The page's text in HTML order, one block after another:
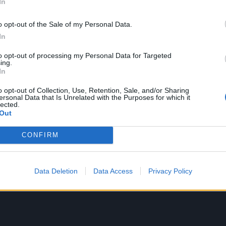
opt-out of the Sale of my Personal Data.
opt-out of processing my Personal Data for Targeted
opt-out of Collection, Use, Retention, Sale, and/or Sharing
Data that Is Unrelated with the Purposes for which it
CONFIRM
Data Deletion Data Access Privacy Policy
στην πορεία της τριήρους “ΟΛΥΜΠΙΑΣ”
εορταστικές εκδηλώσεις που πραγματοποιήθηκαν
του 1993, στο πλαίσιο των εκδηλώσεων για τα 2.500
της Δημοκρατίας στην Ελλάδα, καθώς και η
στοχεύοντας στη διατήρηση της ναυτικής μας
τους ισχυρούς δεσμούς του Έλληνα με το
άσκησης εξωστρεφούς πολιτικής, προσβλέπει
πλόων με πληρώματα Ελλήνων πολιτών, που
στο κάλεσμά μας προκειμένου να έρθουν σε επαφή
της ιστορίας μας.